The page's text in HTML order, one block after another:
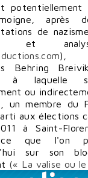
potentiellement
après
de
et
),
Behring
à laquelle
ou
un membre du
aux élections
à Saint-
que l'on
sur son
(« La valise ou